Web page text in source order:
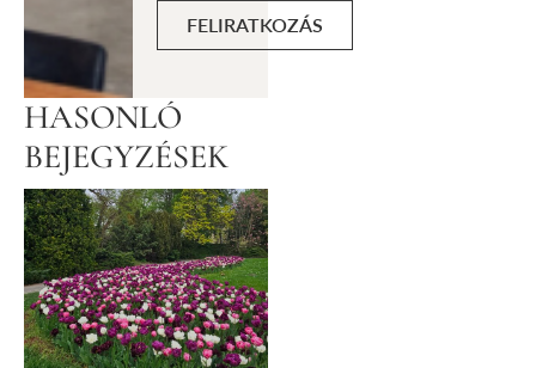
FELIRATKOZÁS
HASONLÓ
BEJEGYZÉSEK